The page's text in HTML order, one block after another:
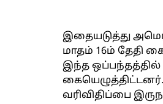
இதையடுத்து
மாதம் 16ம் தேதி
இந்த ஒப்பந்தத்தில்
வரிவிதிப்பை